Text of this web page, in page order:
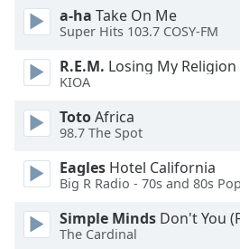
dialog
Escape
cancel
window.
a-ha Take On Me
Super Hits 103.7 COSY-FM
R.E.M. Losing My Religion
KIOA
TotoAfrica
98.7 The Spot
Eagles Hotel California
Big R Radio - 70s and 80s
Simple Minds Don't You
The Cardinal